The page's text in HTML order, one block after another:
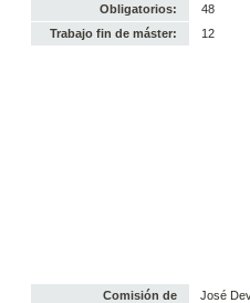
Obligatorios:
48
Trabajo fin de máster:
12
Comisión de
José